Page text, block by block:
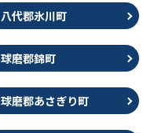
八代郡氷川町
球磨郡錦町
球磨郡あさぎり町